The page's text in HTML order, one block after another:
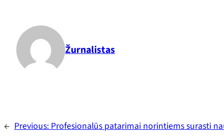
Žurnalistas
← Previous:Profesionalūs patarimai norintiems surasti